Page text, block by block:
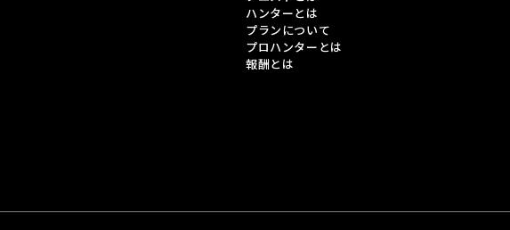
ハンターとは
プランについて
プロハンターとは
報酬とは